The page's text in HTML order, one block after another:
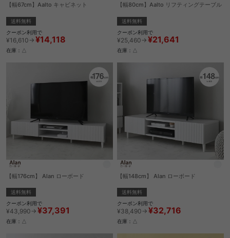
【幅67cm】Aalto キャビネット
送料無料
クーポン利用で
¥16,610→ ¥14,118
在庫：△
【幅80cm】Aalto リフティングテーブル
送料無料
クーポン利用で
¥25,460→ ¥21,641
在庫：△
【幅176cm】 Alan ローボード
送料無料
クーポン利用で
¥43,990→ ¥37,391
在庫：△
【幅148cm】 Alan ローボード
送料無料
クーポン利用で
¥38,490→ ¥32,716
在庫：△